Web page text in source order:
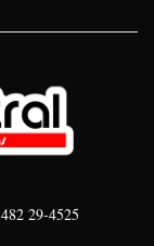
29-4525